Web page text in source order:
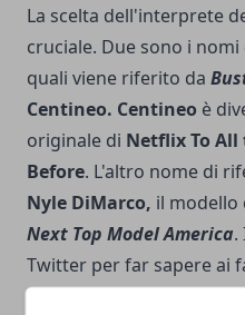
La scelta dell'interprete
cruciale. Due sono i
quali viene riferito da
Centineo. Centineo è
originale di Netflix To All
Before. L'altro nome di
Nyle DiMarco, il modello
Next Top Model America.
Twitter per far sapere ai
attesa di una chiamata